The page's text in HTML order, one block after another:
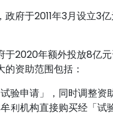
府于2011年3月设立3
2020年额外投放8亿
资助范围包括：
验申请」，同时调整资
利机构直接购买经「